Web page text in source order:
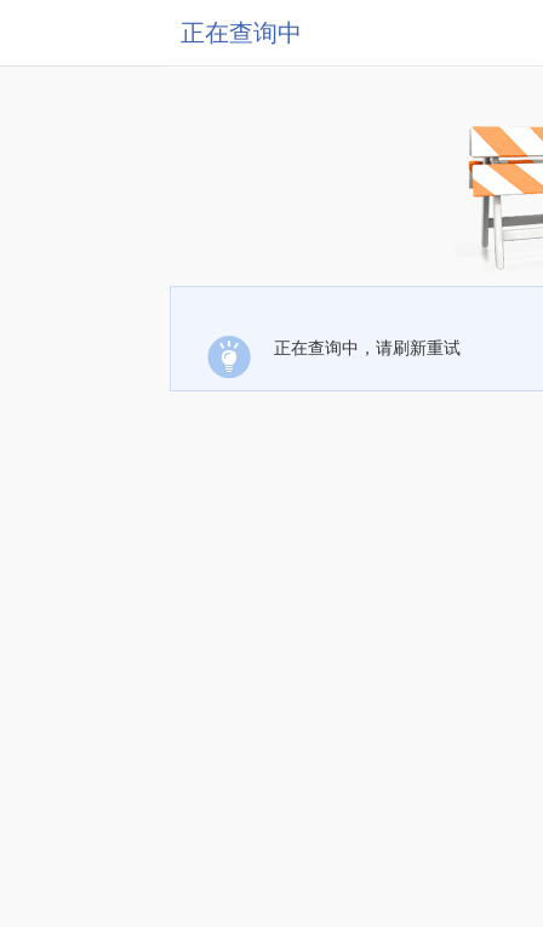
正在查询中
正在查询中，请刷新重试